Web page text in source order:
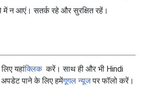
न आएं। सतर्क रहे और सुरक्षित रहें।
यहांक्लिककरें। साथ ही और भी Hindi
अपडेट पाने के लिए हमेंगूगल न्यूजपर फॉलो करें।